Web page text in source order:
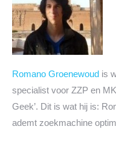
Romano Groenewoud is
specialist voor ZZP en
Geek’. Dit is wat hij is:
ademt zoekmachine